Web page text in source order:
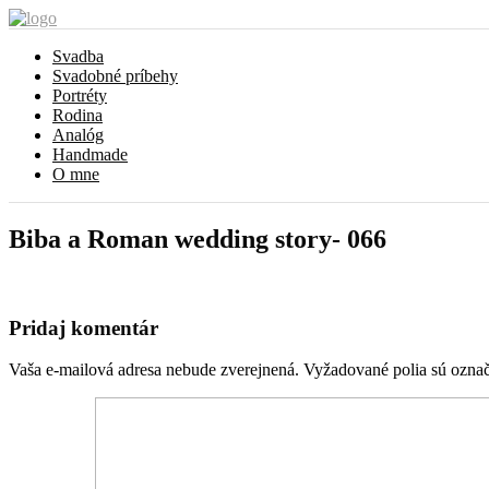
Svadba
Svadobné príbehy
Portréty
Rodina
Analóg
Handmade
O mne
Biba a Roman wedding story- 066
Pridaj komentár
Vaša e-mailová adresa nebude zverejnená. Vyžadované polia sú